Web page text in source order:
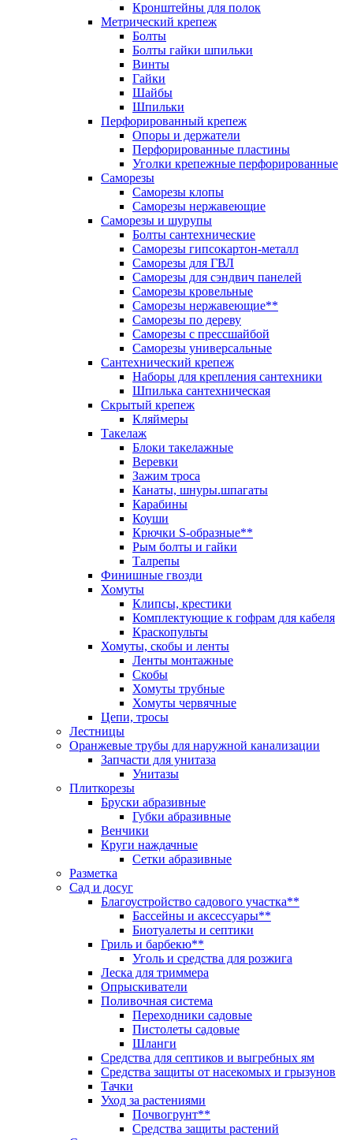
Кронштейны для полок
Метрический крепеж
Болты
Болты гайки шпильки
Винты
Гайки
Шайбы
Шпильки
Перфорированный крепеж
Опоры и держатели
Перфорированные пластины
Уголки крепежные перфорированные
Саморезы
Саморезы клопы
Саморезы нержавеющие
Саморезы и шурупы
Болты сантехнические
Саморезы гипсокартон-металл
Саморезы для ГВЛ
Саморезы для сэндвич панелей
Саморезы кровельные
Саморезы нержавеющие**
Саморезы по дереву
Саморезы с прессшайбой
Саморезы универсальные
Сантехнический крепеж
Наборы для крепления сантехники
Шпилька сантехническая
Скрытый крепеж
Кляймеры
Такелаж
Блоки такелажные
Веревки
Зажим троса
Канаты, шнуры.шпагаты
Карабины
Коуши
Крючки S-образные**
Рым болты и гайки
Талрепы
Финишные гвозди
Хомуты
Клипсы, крестики
Комплектующие к гофрам для кабеля
Краскопульты
Хомуты, скобы и ленты
Ленты монтажные
Скобы
Хомуты трубные
Хомуты червячные
Цепи, тросы
Лестницы
Оранжевые трубы для наружной канализации
Запчасти для унитаза
Унитазы
Плиткорезы
Бруски абразивные
Губки абразивные
Венчики
Круги наждачные
Сетки абразивные
Разметка
Сад и досуг
Благоустройство садового участка**
Бассейны и аксессуары**
Биотуалеты и септики
Гриль и барбекю**
Уголь и средства для розжига
Леска для триммера
Опрыскиватели
Поливочная система
Переходники садовые
Пистолеты садовые
Шланги
Средства для септиков и выгребных ям
Средства защиты от насекомых и грызунов
Тачки
Уход за растениями
Почвогрунт**
Средства защиты растений